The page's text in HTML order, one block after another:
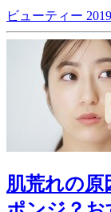
ビューティー
肌荒れの